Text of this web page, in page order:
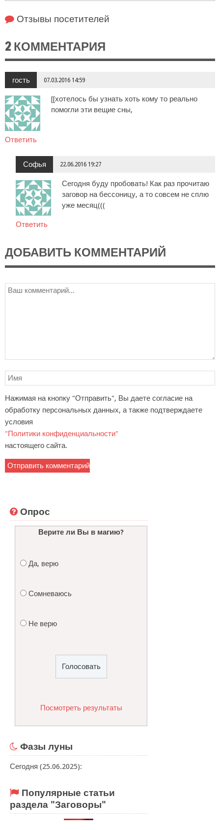
Отзывы посетителей
2 КОММЕНТАРИЯ
гость 07.03.2016 14:59
[[хотелось бы узнать хоть кому то реально
помогли эти вещие сны,
Ответить
Софья 22.06.2016 19:27
Сегодня буду пробовать! Как раз прочитаю
заговор на бессоницу, а то совсем не сплю
уже месяц(((
Ответить
ДОБАВИТЬ КОММЕНТАРИЙ
Нажимая на кнопку "Отправить", Вы даете согласие на
обработку персональных данных, а также подтверждаете
условия
"Политики конфиденциальности"
настоящего сайта.
Опрос
Верите ли Вы в магию?
Да, верю
Сомневаюсь
Не верю
Посмотреть результаты
Фазы луны
Сегодня (25.06.2025):
Популярные статьи
раздела "Заговоры"